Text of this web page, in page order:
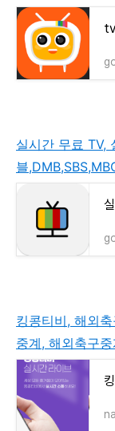
실시간 무료 TV,
블
킹콩티비, 해외
중계, 해외축구